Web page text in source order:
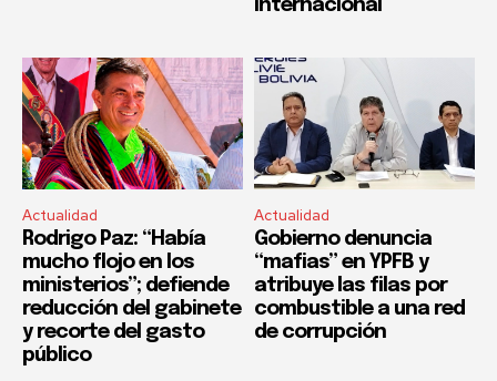
internacional
Actualidad
Rodrigo Paz: “Había
mucho flojo en los
ministerios”; defiende
reducción del gabinete
y recorte del gasto
público
Actualidad
Gobierno denuncia
“mafias” en YPFB y
atribuye las filas por
combustible a una red
de corrupción